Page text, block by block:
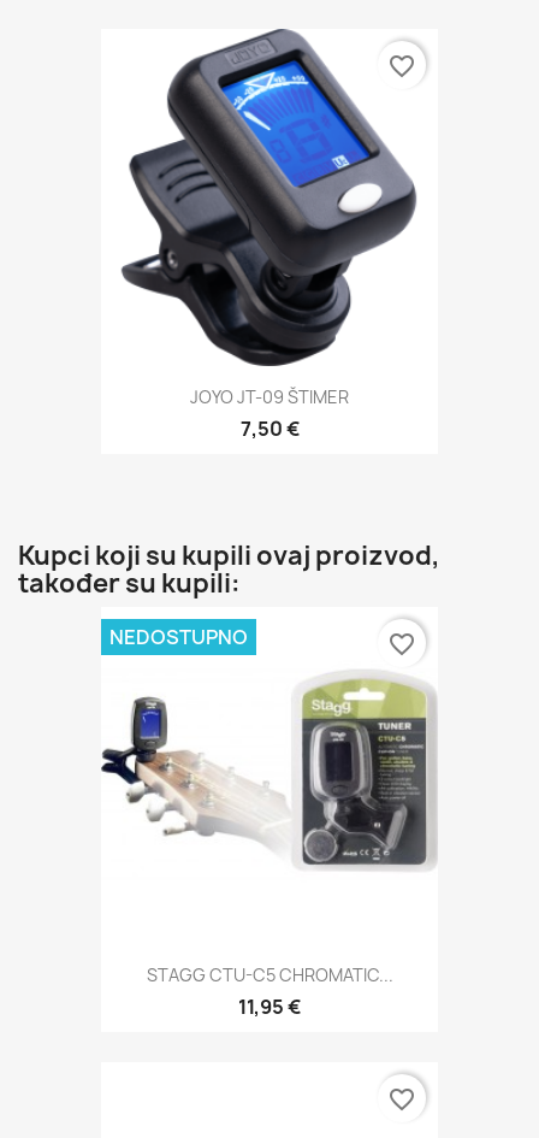
JOYO JT-09 ŠTIMER
7,50 €
favorite_border
Kupci koji su kupili ovaj proizvod,
također su kupili:
STAGG CTU-C5 CHROMATIC...
11,95 €
NEDOSTUPNO favorite_border
favorite_border